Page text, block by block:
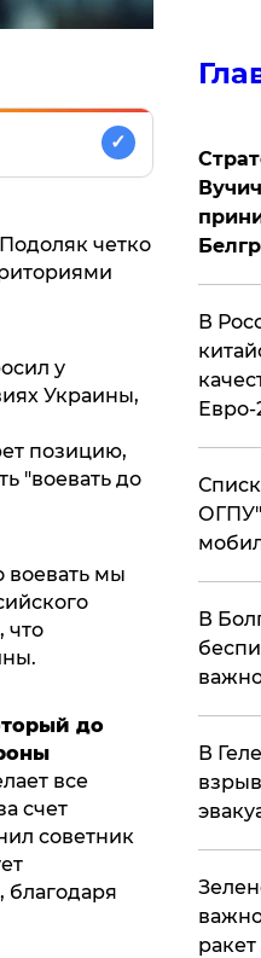
✓
четко
у
Украины,
позицию,
"воевать до
воевать мы
что
до
все
счет
советник
благодаря
В
ОГПУ"
В
В